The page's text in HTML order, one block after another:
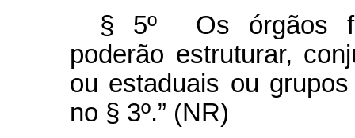
§ 5º Os órgãos
poderão estruturar,
ou estaduais ou
no § 3º.” (NR)